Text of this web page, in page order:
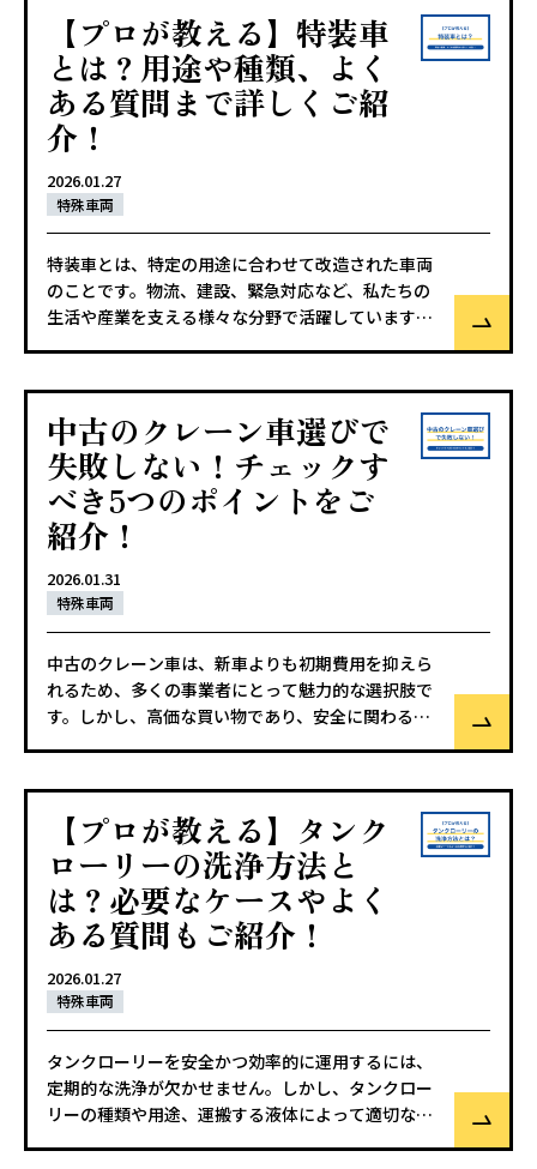
【プロが教える】特装車
とは？用途や種類、よく
ある質問まで詳しくご紹
介！
2026.01.27
特殊車両
特装車とは、特定の用途に合わせて改造された車両
のことです。物流、建設、緊急対応など、私たちの
生活や産業を支える様々な分野で活躍しています。
たい方、特装車の導入を検討している方はぜひ参考
にしてみてください。
中古のクレーン車選びで
失敗しない！チェックす
べき5つのポイントをご
紹介！
2026.01.31
特殊車両
中古のクレーン車は、新車よりも初期費用を抑えら
れるため、多くの事業者にとって魅力的な選択肢で
す。しかし、高価な買い物であり、安全に関わる重
で判断すると、購入後に思わぬ修理費用が発生した
り、安全な作業に支障を
【プロが教える】タンク
ローリーの洗浄方法と
は？必要なケースやよく
ある質問もご紹介！
2026.01.27
特殊車両
タンクローリーを安全かつ効率的に運用するには、
定期的な洗浄が欠かせません。しかし、タンクロー
リーの種類や用途、運搬する液体によって適切な洗